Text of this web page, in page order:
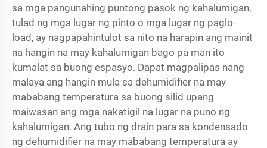
sa mga pangunahing puntong pasok ng kahalumigan,
tulad ng mga lugar ng pinto o mga lugar ng paglo-
load, ay nagpapahintulot sa nito na harapin ang mainit
na hangin na may kahalumigan bago pa man ito
kumalat sa buong espasyo. Dapat magpalipas nang
malaya ang hangin mula sa dehumidifier na may
mababang temperatura sa buong silid upang
maiwasan ang mga nakatigil na lugar na puno ng
kahalumigan. Ang tubo ng drain para sa kondensado
ng dehumidifier na may mababang temperatura ay